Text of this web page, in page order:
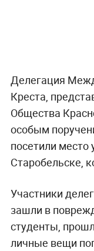
Делегация
Креста,
Общества
особым
посетили
Старобельске,
Участники
зашли в
студенты,
личные вещи